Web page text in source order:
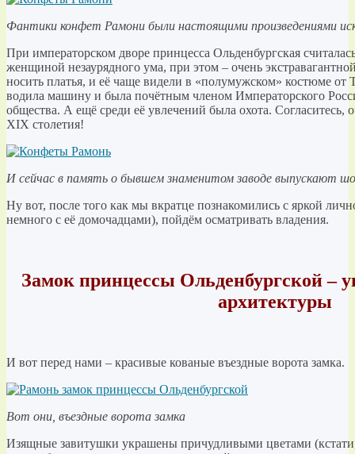
Фантики конфет Рамони были настоящими произведениями
При императорском дворе принцесса Ольденбургская
женщиной незаурядного ума, при этом – очень
носить платья, и её чаще видели в «полумужском» костюме от
водила машину и была почётным членом Императорского
общества. А ещё среди её увлечений была охота.
XIX столетия!
И сейчас в память о бывшем знаменитом заводе выпускают
Ну вот, после того как мы вкратце познакомились с яркой
немного с её домочадцами), пойдём осматривать владения.
Замок принцессы Ольденбургской –
архитектуры
И вот перед нами – красивые кованые въездные ворота замка.
Вот они, въездные ворота замка
Изящные завитушки украшены причудливыми цветами (кстати,